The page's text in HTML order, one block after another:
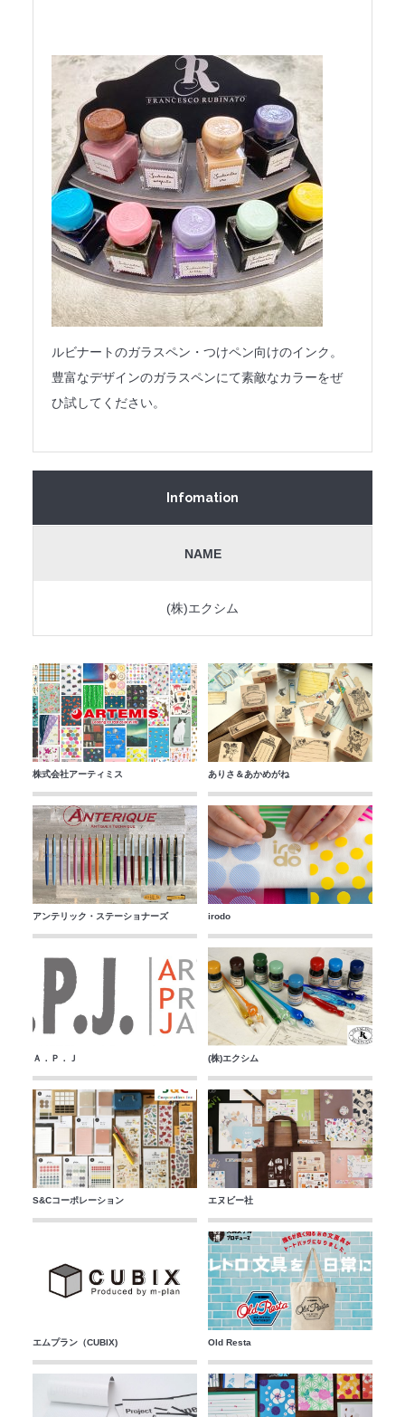
ルビナートのガラスペン・つけペン向けのインク。
豊富なデザインのガラスペンにて素敵なカラーをぜ
ひ試してください。
Infomation
NAME
(株)エクシム
株式会社アーティミス ありさ＆あかめがね
アンテリック・ステーショナーズ irodo
Ａ．Ｐ．Ｊ (株)エクシム
S&Cコーポレーション エヌビー社
エムプラン（CUBIX) Old Resta